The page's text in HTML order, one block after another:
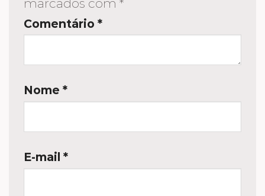
Comentário *
Nome *
E-mail *